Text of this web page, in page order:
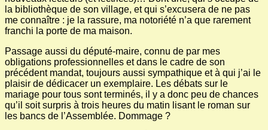
la bibliothèque de son village, et qui s’excusera de ne pas
me connaître : je la rassure, ma notoriété n’a que rarement
franchi la porte de ma maison.
Passage aussi du député-maire, connu de par mes
obligations professionnelles et dans le cadre de son
précédent mandat, toujours aussi sympathique et à qui j’ai le
plaisir de dédicacer un exemplaire. Les débats sur le
mariage pour tous sont terminés, il y a donc peu de chances
qu’il soit surpris à trois heures du matin lisant le roman sur
les bancs de l’Assemblée. Dommage ?